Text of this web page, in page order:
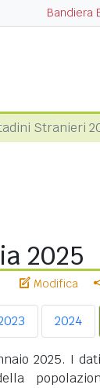
Bandiera
Stranieri
2025
Modifica
2024
2025. I